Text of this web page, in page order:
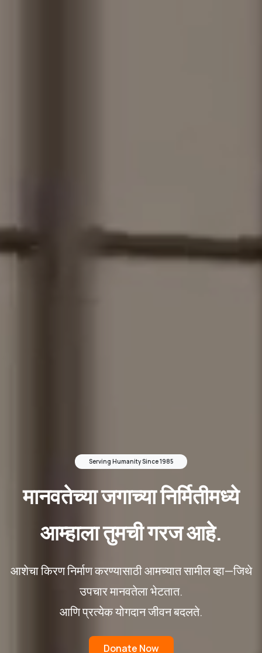
Serving Humanity Since 1985
मानवतेच्या जगाच्या निर्मितीमध्ये
आम्हाला तुमची गरज आहे.
आशेचा किरण निर्माण करण्यासाठी आमच्यात सामील व्हा—जिथे
उपचार मानवतेला भेटतात.
आणि प्रत्येक योगदान जीवन बदलते.
Donate Now